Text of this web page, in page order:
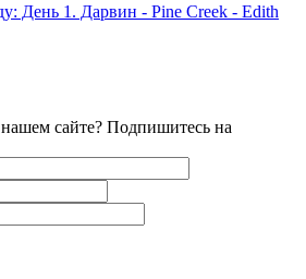
День 1. Дарвин - Pine Creek - Edith
сайте? Подпишитесь на